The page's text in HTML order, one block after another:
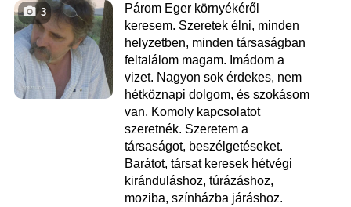
3
Párom Eger környékéről
keresem. Szeretek élni, minden
helyzetben, minden társaságban
feltalálom magam. Imádom a
vizet. Nagyon sok érdekes, nem
hétköznapi dolgom, és szokásom
van. Komoly kapcsolatot
szeretnék. Szeretem a
társaságot, beszélgetéseket.
Barátot, társat keresek hétvégi
kiránduláshoz, túrázáshoz,
moziba, színházba járáshoz.